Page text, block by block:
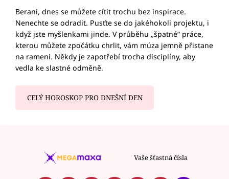
Berani, dnes se můžete cítit trochu bez inspirace.
Nenechte se odradit. Pusťte se do jakéhokoli projektu, i
když jste myšlenkami jinde. V průběhu „špatné“ práce,
kterou můžete zpočátku chrlit, vám múza jemně přistane
na rameni. Někdy je zapotřebí trocha disciplíny, aby
vedla ke slastné odměně.
CELÝ HOROSKOP PRO DNEŠNÍ DEN
Vaše šťastná čísla